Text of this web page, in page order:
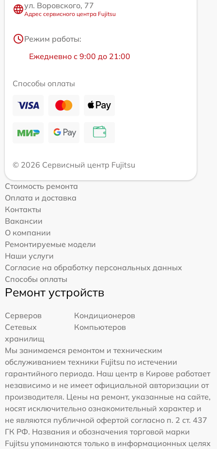
ул. Воровского, 77
Адрес сервисного центра Fujitsu
Режим работы:
Ежедневно с 9:00 до 21:00
Способы оплаты
© 2026 Сервисный центр Fujitsu
Стоимость ремонта
Оплата и доставка
Контакты
Вакансии
О компании
Ремонтируемые модели
Наши услуги
Согласие на обработку персональных данных
Способы оплаты
Ремонт устройств
Серверов
Кондиционеров
Сетевых
хранилищ
Компьютеров
Мы занимаемся ремонтом и техническим
обслуживанием техники Fujitsu по истечении
гарантийного периода. Наш центр в Кирове работает
независимо и не имеет официальной авторизации от
производителя. Цены на ремонт, указанные на сайте,
носят исключительно ознакомительный характер и
не являются публичной офертой согласно п. 2 ст. 437
ГК РФ. Названия и обозначения торговой марки
Fujitsu упоминаются только в информационных целях